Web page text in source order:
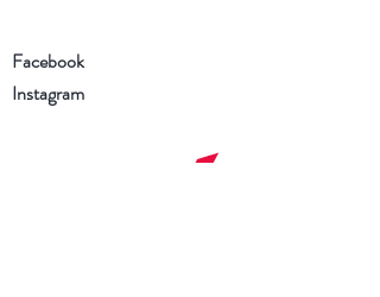
Facebook
Instagram